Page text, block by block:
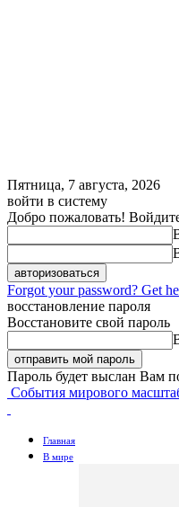
Пятница, 7 августа, 2026
войти в систему
Добро пожаловать!
Forgot your password? Get
восстановление пароля
Восстановите свой пароль
Пароль будет выслан Вам
События мирового
Главная
В мире